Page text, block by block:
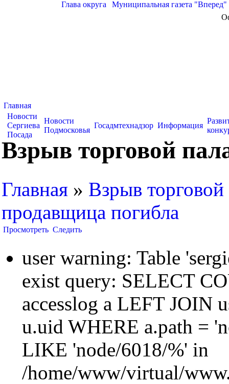
Глава округа Муниципальная газета "Вперед"
Главная
Новости
Сергиева
Посада
Новости
Подмосковья
Госадмтехнадзор Информация
Взрыв торговой
Главная » Взрыв
продавщица погибла
Просмотреть Следить
user warning: Table
exist query: SELECT
accesslog a LEFT JOIN
u.uid WHERE a.path =
LIKE 'node/6018/%' in
/home/www/virtual/